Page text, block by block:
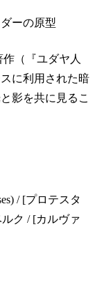
ーの原型
（『ユダヤ人
に利用された暗
影を共に見るこ
/ [プロテスタ
ルク / [カルヴァ